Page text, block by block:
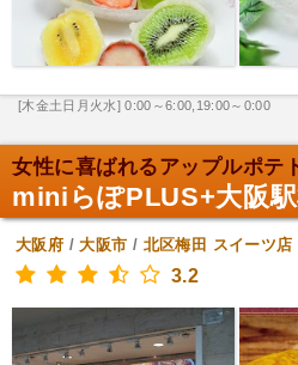
[木金土日月火水] 0:00～6:00,19:00～0:00
女性に喜ばれるアップルポテ
miniらぽPLUS+大阪
大阪府 /大阪市 / 北区梅田 スイーツ店
3.2